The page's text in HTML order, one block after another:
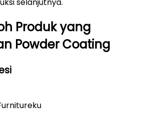
Produk yang
Powder Coating